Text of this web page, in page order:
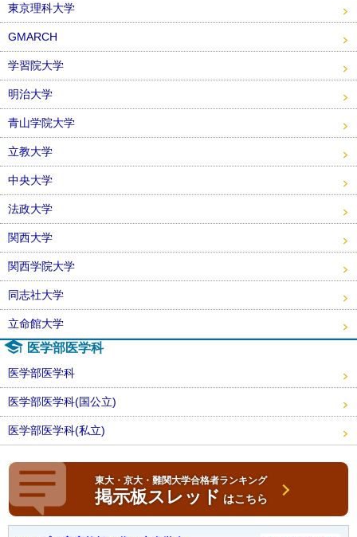
東京理科大学
GMARCH
学習院大学
明治大学
青山学院大学
立教大学
中央大学
法政大学
関西大学
関西学院大学
同志社大学
立命館大学
医学部医学科
医学部医学科
医学部医学科(国公立)
医学部医学科(私立)
東大・京大・難関大学合格者ランキング
掲示板スレッド はこちら